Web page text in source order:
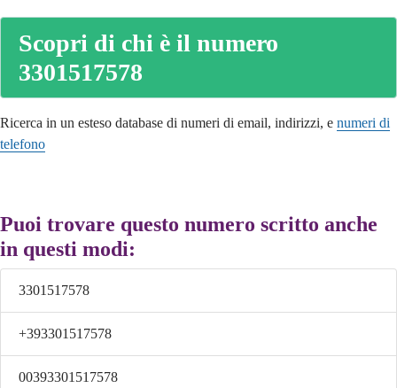
Scopri di chi è il numero
3301517578
Ricerca in un esteso database di numeri di email, indirizzi, e numeri di
telefono
Puoi trovare questo numero scritto anche
in questi modi:
3301517578
+393301517578
00393301517578